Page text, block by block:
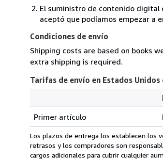
El suministro de contenido digital
aceptó que podíamos empezar a
Condiciones de envío
Shipping costs are based on books
extra shipping is required.
Tarifas de envío en Estados Unidos
de
envío
en
Estados
pedido
Primer artículo
Los plazos de entrega los establecen los
retrasos y los compradores son
cargos adicionales para cubrir cualquier